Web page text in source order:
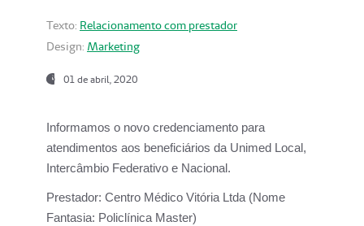
Texto: Relacionamento com prestador
Design: Marketing
01 de abril, 2020
Informamos o novo credenciamento para
atendimentos aos beneficiários da Unimed Local,
Intercâmbio Federativo e Nacional.
Prestador: Centro Médico Vitória Ltda (Nome
Fantasia: Policlínica Master)